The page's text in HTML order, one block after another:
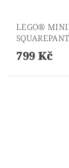
LEGO®
799 Kč